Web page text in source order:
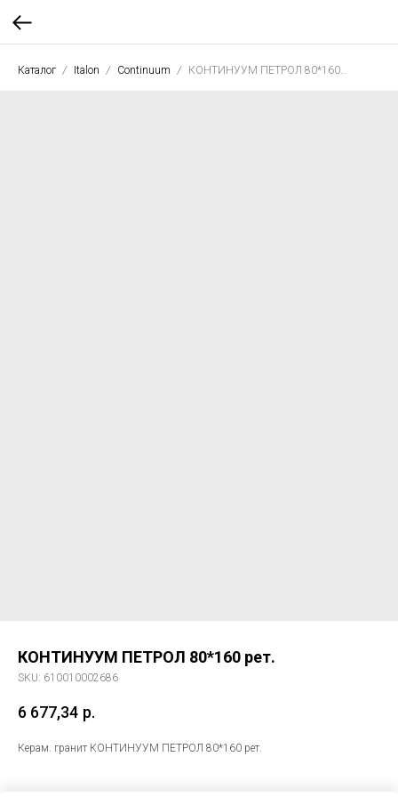
Каталог Italon Continuum
КОНТИНУУМ ПЕТРОЛ 80*160 рет.
SKU: 610010002686
6 677,34 р.
Керам. гранит КОНТИНУУМ ПЕТРОЛ 80*160 рет.